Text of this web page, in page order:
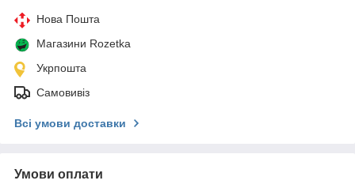
Нова Пошта
Магазини Rozetka
Укрпошта
Самовивіз
Всі умови доставки
Умови оплати